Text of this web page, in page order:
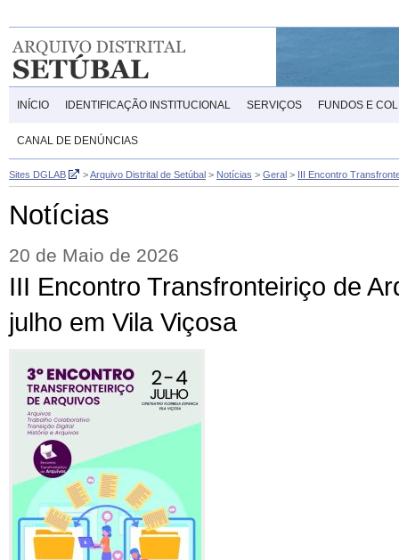
INÍCIO IDENTIFICAÇÃO INSTITUCIONAL SERVIÇOS FUNDOS E
CANAL DE DENÚNCIAS
Sites DGLAB >Arquivo Distrital de Setúbal > Notícias > Geral > III Encontro
Notícias
20 de Maio de 2026
III Encontro Transfronteiriço de
julho em Vila Viçosa